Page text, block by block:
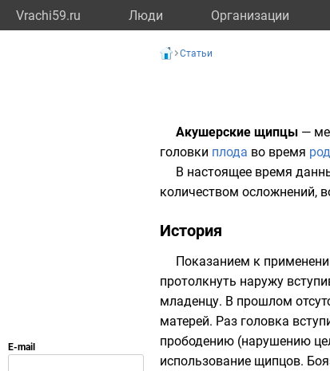
Vrachi59.ru Люди Организации
Статьи
Акушерские щипцы —
головки плода во время
В настоящее время
количеством осложнений,
История
Показанием к
протолкнуть наружу
младенцу. В прошлом
матерей. Раз головка
прободению (нарушению
использование щипцов.